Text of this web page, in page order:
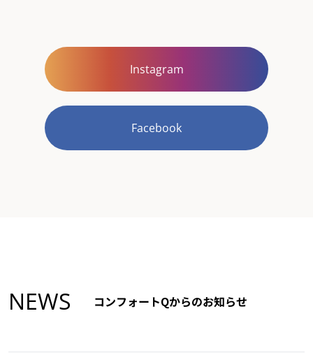
Instagram
Facebook
NEWS コンフォートQからのお知らせ